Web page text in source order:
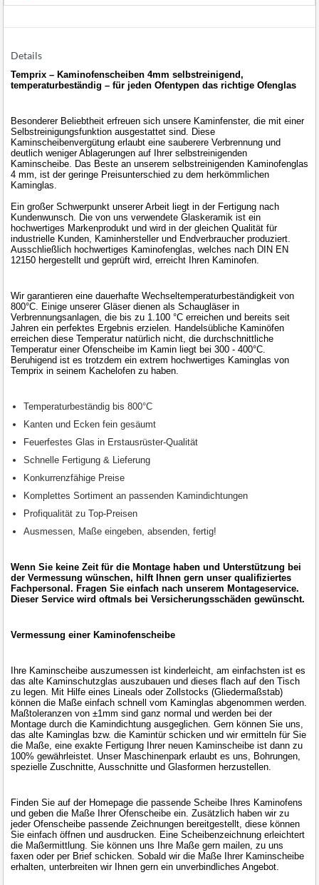
Details
Temprix – Kaminofenscheiben 4mm selbstreinigend,
temperaturbeständig – für jeden Ofentypen das richtige Ofenglas
Besonderer Beliebtheit erfreuen sich unsere Kaminfenster, die mit einer
Selbstreinigungsfunktion ausgestattet sind. Diese
Kaminscheibenvergütung erlaubt eine sauberere Verbrennung und
deutlich weniger Ablagerungen auf Ihrer selbstreinigenden
Kaminscheibe. Das Beste an unserem selbstreinigenden Kaminofenglas
4 mm, ist der geringe Preisunterschied zu dem herkömmlichen
Kaminglas.
Ein großer Schwerpunkt unserer Arbeit liegt in der Fertigung nach
Kundenwunsch. Die von uns verwendete Glaskeramik ist ein
hochwertiges Markenprodukt und wird in der gleichen Qualität für
industrielle Kunden, Kaminhersteller und Endverbraucher produziert.
Ausschließlich hochwertiges Kaminofenglas, welches nach DIN EN
12150 hergestellt und geprüft wird, erreicht Ihren Kaminofen.
Wir garantieren eine dauerhafte Wechseltemperaturbeständigkeit von
800°C. Einige unserer Gläser dienen als Schaugläser in
Verbrennungsanlagen, die bis zu 1.100 °C erreichen und bereits seit
Jahren ein perfektes Ergebnis erzielen. Handelsübliche Kaminöfen
erreichen diese Temperatur natürlich nicht, die durchschnittliche
Temperatur einer Ofenscheibe im Kamin liegt bei 300 - 400°C.
Beruhigend ist es trotzdem ein extrem hochwertiges Kaminglas von
Temprix in seinem Kachelofen zu haben.
Temperaturbeständig bis 800°C
Kanten und Ecken fein gesäumt
Feuerfestes Glas in Erstausrüster-Qualität
Schnelle Fertigung & Lieferung
Konkurrenzfähige Preise
Komplettes Sortiment an passenden Kamindichtungen
Profiqualität zu Top-Preisen
Ausmessen, Maße eingeben, absenden, fertig!
Wenn Sie keine Zeit für die Montage haben und Unterstützung bei
der Vermessung wünschen, hilft Ihnen gern unser qualifiziertes
Fachpersonal. Fragen Sie einfach nach unserem Montageservice.
Dieser Service wird oftmals bei Versicherungsschäden gewünscht.
Vermessung einer Kaminofenscheibe
Ihre Kaminscheibe auszumessen ist kinderleicht, am einfachsten ist es
das alte Kaminschutzglas auszubauen und dieses flach auf den Tisch
zu legen. Mit Hilfe eines Lineals oder Zollstocks (Gliedermaßstab)
können die Maße einfach schnell vom Kaminglas abgenommen werden.
Maßtoleranzen von ±1mm sind ganz normal und werden bei der
Montage durch die Kamindichtung ausgeglichen. Gern können Sie uns,
das alte Kaminglas bzw. die Kamintür schicken und wir ermitteln für Sie
die Maße, eine exakte Fertigung Ihrer neuen Kaminscheibe ist dann zu
100% gewährleistet. Unser Maschinenpark erlaubt es uns, Bohrungen,
spezielle Zuschnitte, Ausschnitte und Glasformen herzustellen.
Finden Sie auf der Homepage die passende Scheibe Ihres Kaminofens
und geben die Maße Ihrer Ofenscheibe ein. Zusätzlich haben wir zu
jeder Ofenscheibe passende Zeichnungen bereitgestellt, diese können
Sie einfach öffnen und ausdrucken. Eine Scheibenzeichnung erleichtert
die Maßermittlung. Sie können uns Ihre Maße gern mailen, zu uns
faxen oder per Brief schicken. Sobald wir die Maße Ihrer Kaminscheibe
erhalten, unterbreiten wir Ihnen gern ein unverbindliches Angebot.